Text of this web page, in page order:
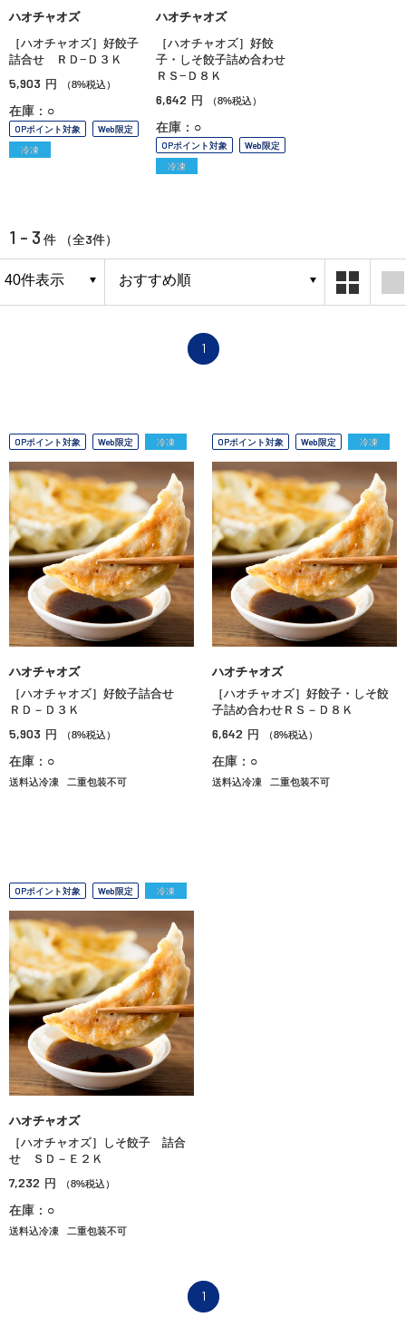
ハオチャオズ
［ハオチャオズ］好餃子
詰合せ ＲＤ−Ｄ３Ｋ
5,903 円 （8%税込）
在庫：○
OPポイント対象
Web限定
冷凍
ハオチャオズ
［ハオチャオズ］好餃
子・しそ餃子詰め合わせ
ＲＳ−Ｄ８Ｋ
6,642 円 （8%税込）
在庫：○
OPポイント対象
Web限定
冷凍
1 - 3 件 （全3件）
1
OPポイント対象 Web限定 冷凍
ハオチャオズ
［ハオチャオズ］好餃子詰合せ
ＲＤ－Ｄ３Ｋ
5,903 円 （8%税込）
在庫：○
送料込冷凍 二重包装不可
OPポイント対象 Web限定 冷凍
ハオチャオズ
［ハオチャオズ］好餃子・しそ餃
子詰め合わせＲＳ－Ｄ８Ｋ
6,642 円 （8%税込）
在庫：○
送料込冷凍 二重包装不可
OPポイント対象 Web限定 冷凍
ハオチャオズ
［ハオチャオズ］しそ餃子 詰合
せ ＳＤ－Ｅ２Ｋ
7,232 円 （8%税込）
在庫：○
送料込冷凍 二重包装不可
1